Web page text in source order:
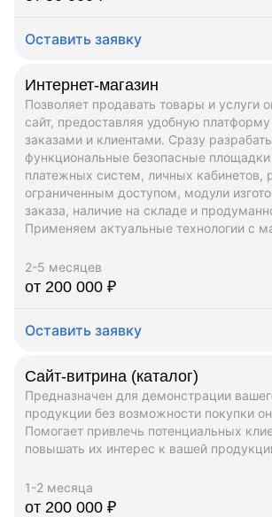
Оставить заявку
Интернет-магазин
Позволяет продавать товары и услуги
сайт, предоставляя удобную
заказами и клиентами. Сразу
функциональные безопасные площадки
платежных систем, личных кабинетов,
ограниченным доступом, модули
заказа, наличие на складе и
Применяем актуальные технологии с
2-5 месяцев
от 200 000 ₽
Оставить заявку
Сайт-витрина (каталог)
Предназначен для демонстрации
продукции без возможности покупки
Помогает привлечь потенциальных
повышать их интерес к вашей
1-2 месяца
от 200 000 ₽